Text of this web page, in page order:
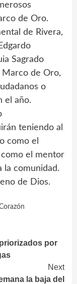
de Oro.
de Rivera,
Sagrado
Marco de Oro,
o
el año.
teniendo al
como el
el mentor
la comunidad.
de Dios.
por
Next
la baja del